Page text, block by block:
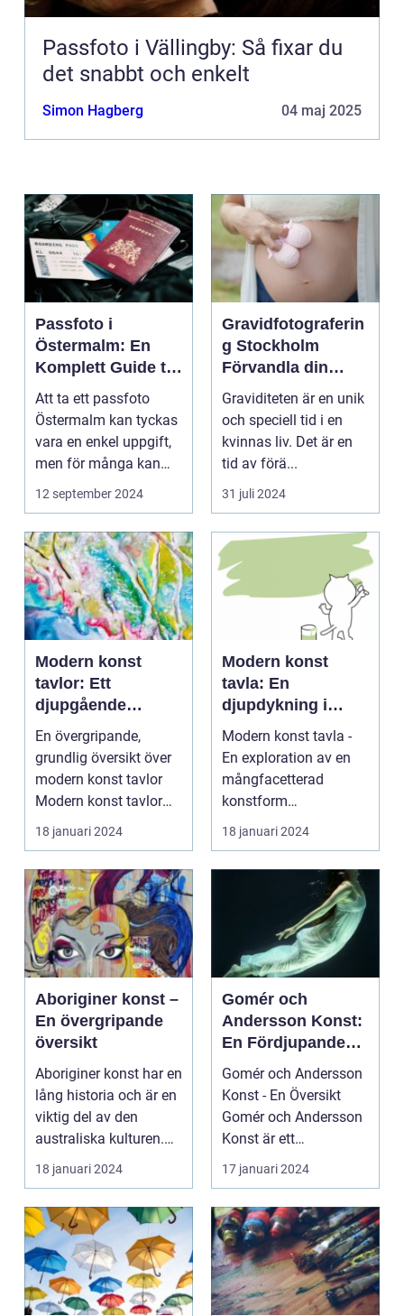
Passfoto i Vällingby: Så fixar du
det snabbt och enkelt
Simon Hagberg 04 maj 2025
Passfoto i
Östermalm: En
Komplett Guide till
Perfekta ID-bilder
Att ta ett passfoto
Östermalm kan tyckas
vara en enkel uppgift,
men för många kan
de...
12 september 2024
Gravidfotograferin
g Stockholm
Förvandla din
graviditet till tidlös
konst
Graviditeten är en unik
och speciell tid i en
kvinnas liv. Det är en
tid av förä...
31 juli 2024
Modern konst
tavlor: Ett
djupgående
porträtt
En övergripande,
grundlig översikt över
modern konst tavlor
Modern konst tavlor
har under de senast...
18 januari 2024
Modern konst
tavla: En
djupdykning i
konstens
mångfacetterade
värld
Modern konst tavla -
En exploration av en
mångfacetterad
konstform
Introduktion: Konsten
har alltid...
18 januari 2024
Aboriginer konst –
En övergripande
översikt
Aboriginer konst har en
lång historia och är en
viktig del av den
australiska kulturen.
Det är konst...
18 januari 2024
Gomér och
Andersson Konst:
En Fördjupande
Studie
Gomér och Andersson
Konst - En Översikt
Gomér och Andersson
Konst är ett
framstående
konstgalleri s...
17 januari 2024